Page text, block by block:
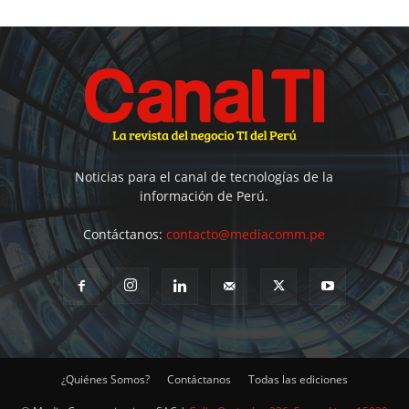
Noticias para el canal de tecnologías de la
información de Perú.
Contáctanos:contacto@mediacomm.pe
¿Quiénes Somos? Contáctanos Todas las ediciones